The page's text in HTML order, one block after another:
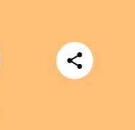
Teilen